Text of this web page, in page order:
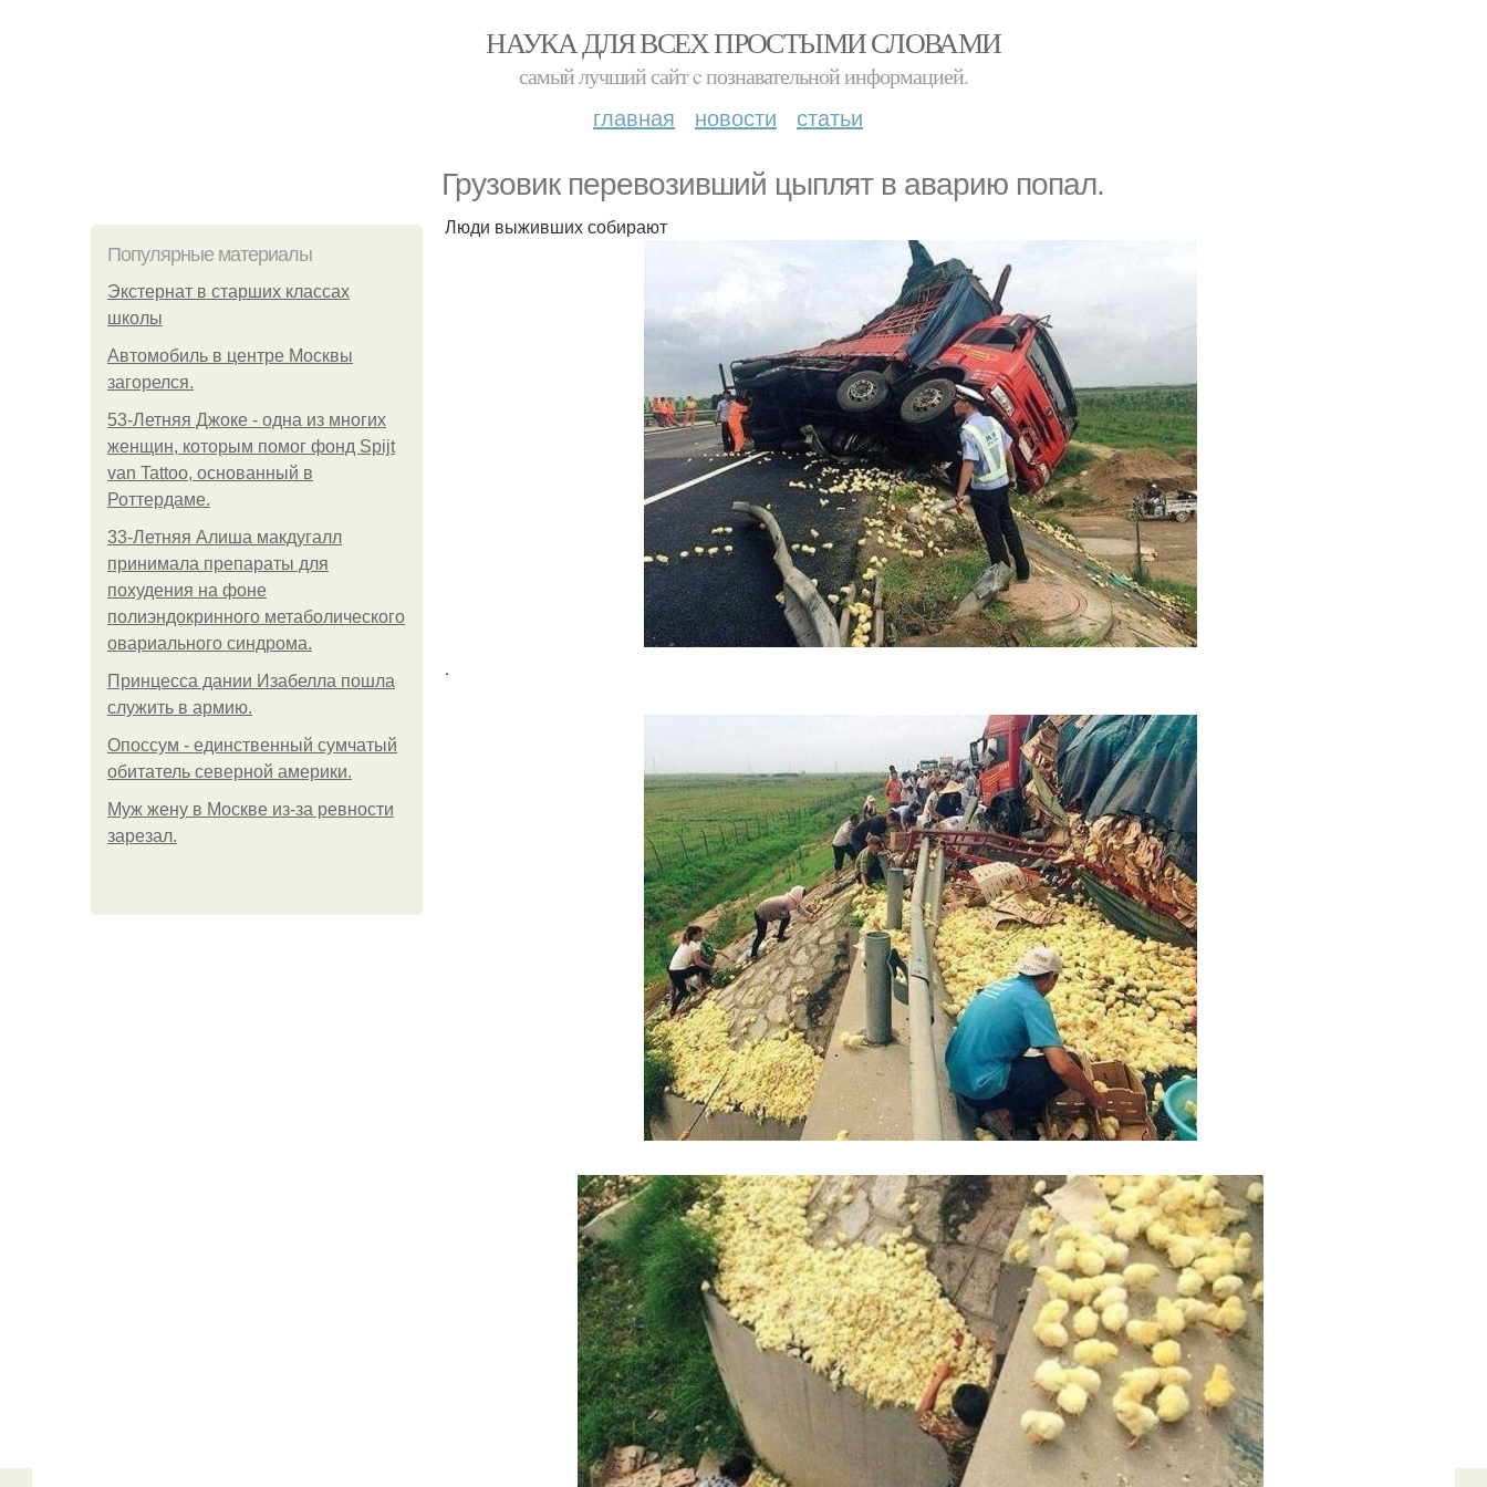
НАУКА ДЛЯ ВСЕХ ПРОСТЫМИ СЛОВАМИ
самый лучший сайт c познавательной информацией.
главная новости статьи
Грузовик перевозивший цыплят в аварию попал.
Популярные материалы
Экстернат в старших классах
школы
Автомобиль в центре Москвы
загорелся.
53-Летняя Джоке - одна из многих
женщин, которым помог фонд Spijt
van Tattoo, основанный в
Роттердаме.
33-Летняя Алиша макдугалл
принимала препараты для
похудения на фоне
полиэндокринного метаболического
овариального синдрома.
Принцесса дании Изабелла пошла
служить в армию.
Опоссум - единственный сумчатый
обитатель северной америки.
Mуж жену в Москве из-за ревности
зарезал.
Люди выживших собирают
.